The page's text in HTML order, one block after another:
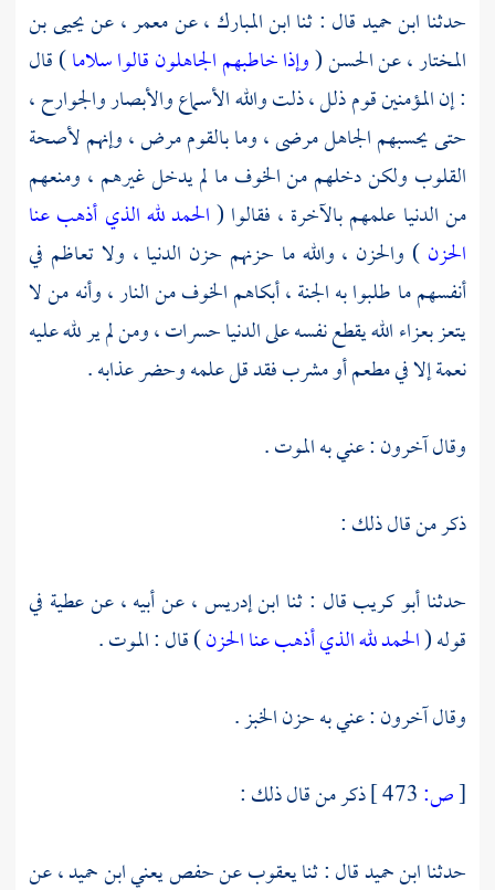
حدثنا ابن حميدقال : ثناابن المبارك ،عنمعمر ،عنيحيى بن
المختار ،عنالحسن(وإذا خاطبهم الجاهلون قالوا سلاما) قال
: إن المؤمنين قوم ذلل ، ذلت والله الأسماع والأبصار والجوارح ،
حتى يحسبهم الجاهل مرضى ، وما بالقوم مرض ، وإنهم لأصحة
القلوب ولكن دخلهم من الخوف ما لم يدخل غيرهم ، ومنعهم
من الدنيا علمهم بالآخرة ، فقالوا (الحمد لله الذي أذهب عنا
الحزن) والحزن ، والله ما حزنهم حزن الدنيا ، ولا تعاظم في
أنفسهم ما طلبوا به الجنة ، أبكاهم الخوف من النار ، وأنه من لا
يتعز بعزاء الله يقطع نفسه على الدنيا حسرات ، ومن لم ير لله عليه
نعمة إلا في مطعم أو مشرب فقد قل علمه وحضر عذابه .
وقال آخرون : عني به الموت .
ذكر من قال ذلك :
حدثناأبو كريبقال : ثنا ابن إدريس ،عن أبيه ، عنعطية في
قوله (الحمد لله الذي أذهب عنا الحزن) قال : الموت .
وقال آخرون : عني به حزن الخبز .
[ص:
ذكر من قال ذلك :
حدثناابن حميدقال : ثنايعقوبعنحفص يعني ابن حميد ،عن